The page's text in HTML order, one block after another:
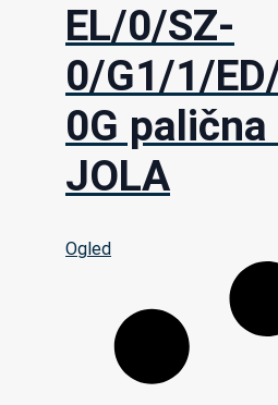
EL/0/SZ-
0/G1/1/
0G
JOLA
Ogled